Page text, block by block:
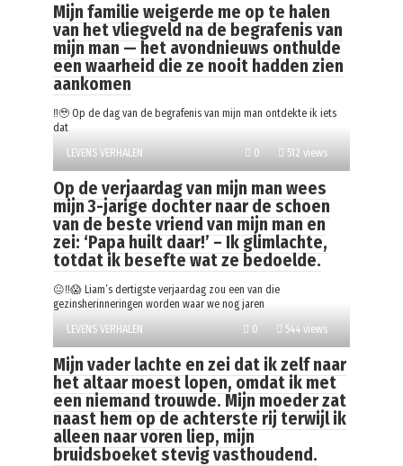
Mijn familie weigerde me op te halen
van het vliegveld na de begrafenis van
mijn man — het avondnieuws onthulde
een waarheid die ze nooit hadden zien
aankomen
‼️🥹 Op de dag van de begrafenis van mijn man ontdekte ik iets
dat
LEVENS VERHALEN
0 512 views
Op de verjaardag van mijn man wees
mijn 3-jarige dochter naar de schoen
van de beste vriend van mijn man en
zei: ‘Papa huilt daar!’ – Ik glimlachte,
totdat ik besefte wat ze bedoelde.
😐‼️😱 Liam’s dertigste verjaardag zou een van die
gezinsherinneringen worden waar we nog jaren
LEVENS VERHALEN
0 544 views
Mijn vader lachte en zei dat ik zelf naar
het altaar moest lopen, omdat ik met
een niemand trouwde. Mijn moeder zat
naast hem op de achterste rij terwijl ik
alleen naar voren liep, mijn
bruidsboeket stevig vasthoudend.